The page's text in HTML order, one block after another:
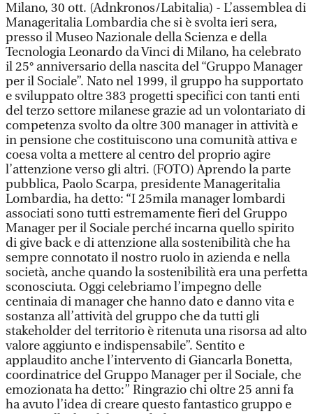
Milano, 30 ott. (Adnkronos/Labitalia) - L’assemblea di
Manageritalia Lombardia che si è svolta ieri sera,
presso il Museo Nazionale della Scienza e della
Tecnologia Leonardo da Vinci di Milano, ha celebrato
il 25° anniversario della nascita del “Gruppo Manager
per il Sociale”. Nato nel 1999, il gruppo ha supportato
e sviluppato oltre 383 progetti specifici con tanti enti
del terzo settore milanese grazie ad un volontariato di
competenza svolto da oltre 300 manager in attività e
in pensione che costituiscono una comunità attiva e
coesa volta a mettere al centro del proprio agire
l’attenzione verso gli altri. (FOTO) Aprendo la parte
pubblica, Paolo Scarpa, presidente Manageritalia
Lombardia, ha detto: “I 25mila manager lombardi
associati sono tutti estremamente fieri del Gruppo
Manager per il Sociale perché incarna quello spirito
di give back e di attenzione alla sostenibilità che ha
sempre connotato il nostro ruolo in azienda e nella
società, anche quando la sostenibilità era una perfetta
sconosciuta. Oggi celebriamo l’impegno delle
centinaia di manager che hanno dato e danno vita e
sostanza all’attività del gruppo che da tutti gli
stakeholder del territorio è ritenuta una risorsa ad alto
valore aggiunto e indispensabile”. Sentito e
applaudito anche l’intervento di Giancarla Bonetta,
coordinatrice del Gruppo Manager per il Sociale, che
emozionata ha detto:” Ringrazio chi oltre 25 anni fa
ha avuto l’idea di creare questo fantastico gruppo e